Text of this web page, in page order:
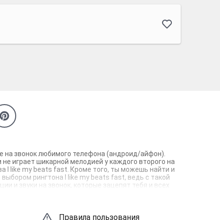
на звонок любимого телефона (андроид/айфон).
играет шикарной мелодией у каждого второго на
I like my beats fast. Кроме того, ты можешь найти и
рингтона I like my beats fast, ведь с такой
и звуки на звонок, которые зацепят тебя и всех
Правила пользования